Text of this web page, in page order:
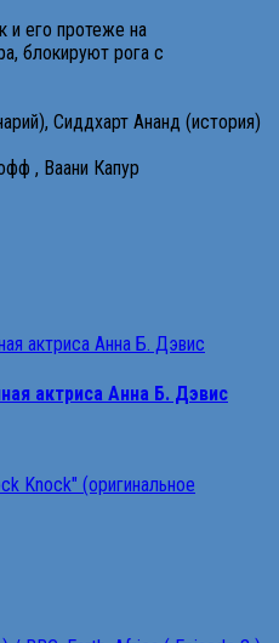
и его протеже на
блокируют рога с
Сиддхарт Ананд (история)
, Ваани Капур
актриса Анна Б. Дэвис